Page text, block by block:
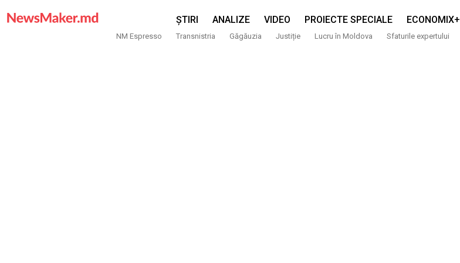
ȘTIRI ANALIZE VIDEO PROIECTE SPECIALE ECONOMIX+
NM Espresso Transnistria Găgăuzia Justiție Lucru în Moldova Sfaturile expertului